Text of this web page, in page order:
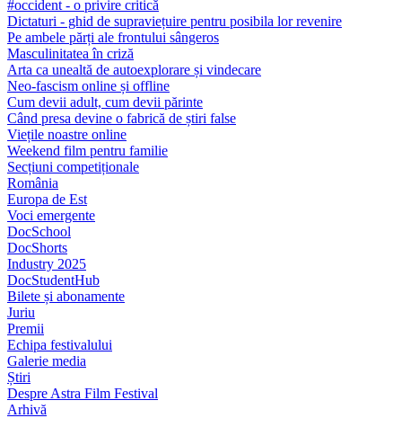
#occident - o privire critică
Dictaturi - ghid de supraviețuire pentru posibila lor revenire
Pe ambele părți ale frontului sângeros
Masculinitatea în criză
Arta ca unealtă de autoexplorare și vindecare
Neo-fascism online și offline
Cum devii adult, cum devii părinte
Când presa devine o fabrică de știri false
Viețile noastre online
Weekend film pentru familie
Secțiuni competiționale
România
Europa de Est
Voci emergente
DocSchool
DocShorts
Industry 2025
DocStudentHub
Bilete și abonamente
Juriu
Premii
Echipa festivalului
Galerie media
Știri
Despre Astra Film Festival
Arhivă